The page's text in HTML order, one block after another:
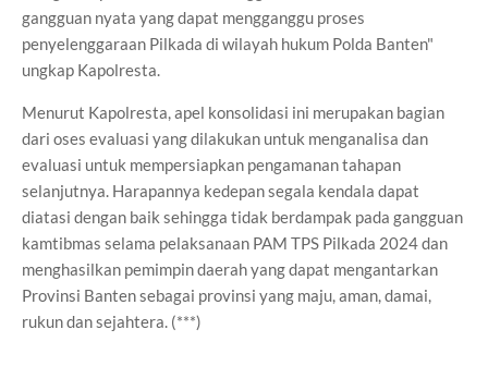
gangguan nyata yang dapat mengganggu proses
penyelenggaraan Pilkada di wilayah hukum Polda Banten"
ungkap Kapolresta.
Menurut Kapolresta, apel konsolidasi ini merupakan bagian
dari oses evaluasi yang dilakukan untuk menganalisa dan
evaluasi untuk mempersiapkan pengamanan tahapan
selanjutnya. Harapannya kedepan segala kendala dapat
diatasi dengan baik sehingga tidak berdampak pada gangguan
kamtibmas selama pelaksanaan PAM TPS Pilkada 2024 dan
menghasilkan pemimpin daerah yang dapat mengantarkan
Provinsi Banten sebagai provinsi yang maju, aman, damai,
rukun dan sejahtera. (***)